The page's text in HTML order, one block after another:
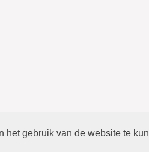
gebruik van de website te